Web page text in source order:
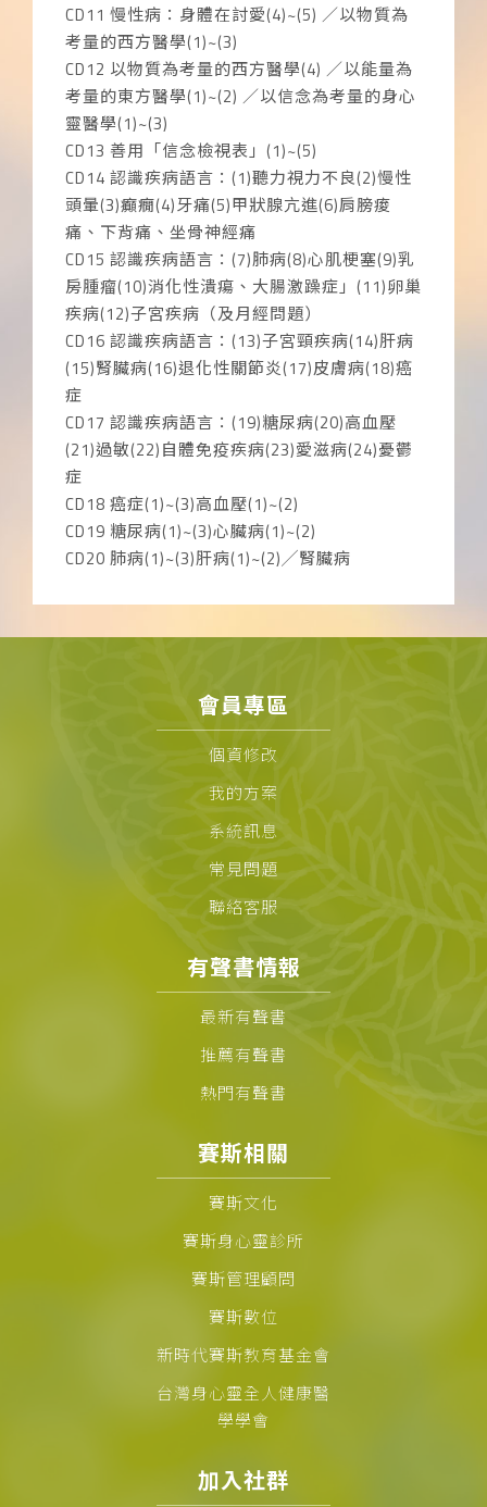
CD11 慢性病：身體在討愛(4)~(5) ／以物質為
考量的西方醫學(1)~(3)
CD12 以物質為考量的西方醫學(4) ／以能量為
考量的東方醫學(1)~(2) ／以信念為考量的身心
靈醫學(1)~(3)
CD13 善用「信念檢視表」(1)~(5)
CD14 認識疾病語言：(1)聽力視力不良(2)慢性
頭暈(3)癲癇(4)牙痛(5)甲狀腺亢進(6)肩膀痠
痛、下背痛、坐骨神經痛
CD15 認識疾病語言：(7)肺病(8)心肌梗塞(9)乳
房腫瘤(10)消化性潰瘍、大腸激躁症」(11)卵巢
疾病(12)子宮疾病（及月經問題）
CD16 認識疾病語言：(13)子宮頸疾病(14)肝病
(15)腎臟病(16)退化性關節炎(17)皮膚病(18)癌
症
CD17 認識疾病語言：(19)糖尿病(20)高血壓
(21)過敏(22)自體免疫疾病(23)愛滋病(24)憂鬱
症
CD18 癌症(1)~(3)高血壓(1)~(2)
CD19 糖尿病(1)~(3)心臟病(1)~(2)
CD20 肺病(1)~(3)肝病(1)~(2)╱腎臟病
會員專區
個資修改
我的方案
系統訊息
常見問題
聯絡客服
有聲書情報
最新有聲書
推薦有聲書
熱門有聲書
賽斯相關
賽斯文化
賽斯身心靈診所
賽斯管理顧問
賽斯數位
新時代賽斯教育基金會
台灣身心靈全人健康醫
學學會
加入社群